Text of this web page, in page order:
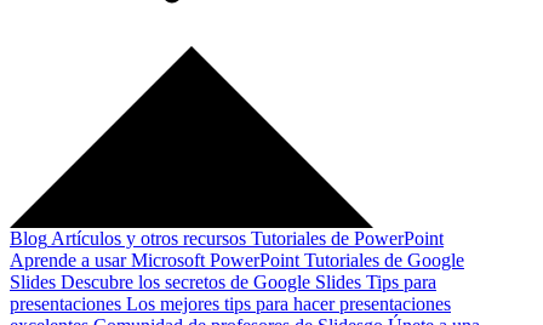
Blog Artículos y otros recursos Tutoriales de PowerPoint
Aprende a usar Microsoft PowerPoint Tutoriales de Google
Slides Descubre los secretos de Google Slides Tips para
presentaciones Los mejores tips para hacer presentaciones